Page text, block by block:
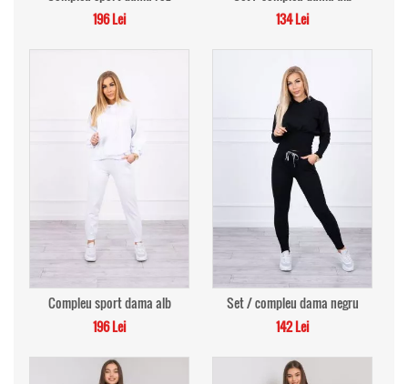
196 Lei
134 Lei
Compleu sport dama alb
196 Lei
Set / compleu dama negru
142 Lei